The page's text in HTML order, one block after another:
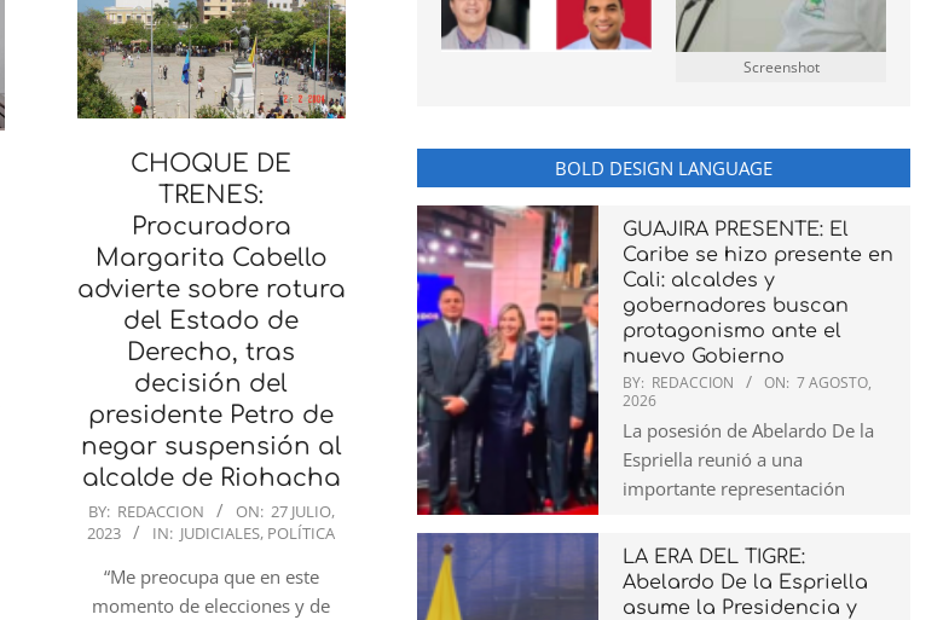
CHOQUE DE
TRENES:
Procuradora
Margarita Cabello
advierte sobre rotura
del Estado de
Derecho, tras
decisión del
presidente Petro de
negar suspensión al
alcalde de Riohacha
2023-
07-
BY: REDACCION ON: 27 JULIO,
2023
IN: JUDICIALES, POLÍTICA
“Me preocupa que en este
momento de elecciones y de
Screenshot
BOLD DESIGN LANGUAGE
GUAJIRA PRESENTE: El
Caribe se hizo presente en
Cali: alcaldes y
gobernadores buscan
protagonismo ante el
nuevo Gobierno
BY: REDACCION ON: 7 AGOSTO,
2026
La posesión de Abelardo De la
Espriella reunió a una
importante representación
LA ERA DEL TIGRE:
Abelardo De la Espriella
asume la Presidencia y